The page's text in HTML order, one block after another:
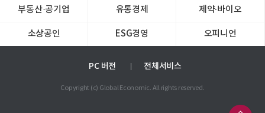
부동산·공기업 유통경제 제약∙바이오
소상공인 ESG경영 오피니언
PC 버전 전체서비스
Copyright (c) Global Economic. All rights reserved.